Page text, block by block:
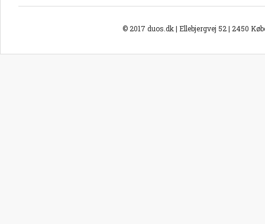
© 2017 duos.dk | Ellebjergvej 52 | 2450